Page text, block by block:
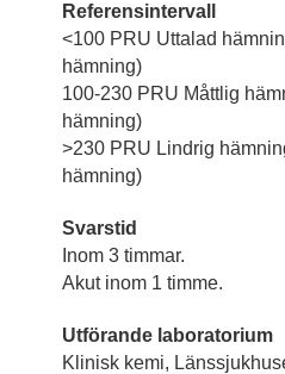
Referensintervall
<100 PRU Uttalad
hämning)
100-230 PRU Måttlig
hämning)
>230 PRU Lindrig
hämning)
Svarstid
Inom 3 timmar.
Akut inom 1 timme.
Utförande laboratorium
Klinisk kemi,